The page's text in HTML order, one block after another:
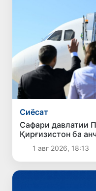
Сиёсат
Сафари давлатии
Қирғизистон ба
1 авг 2026, 18:13